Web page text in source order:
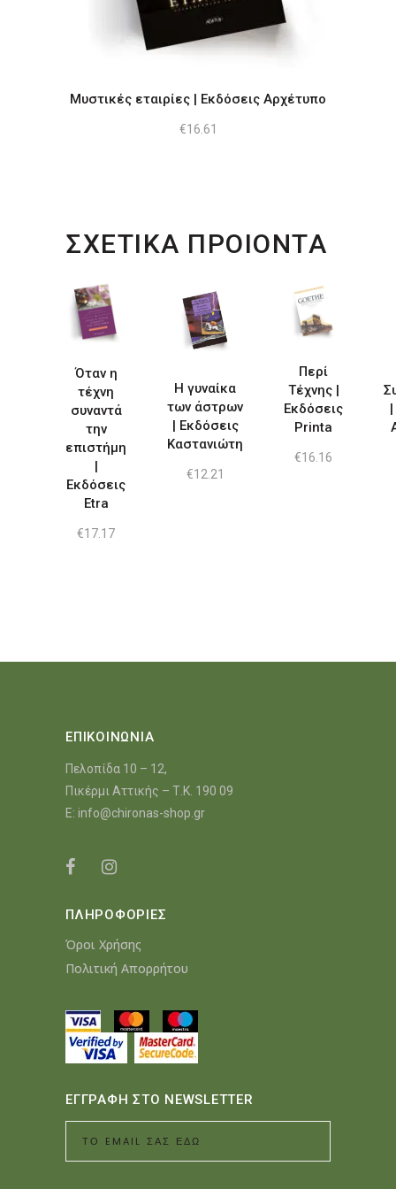
Μυστικές εταιρίες | Εκδόσεις Αρχέτυπο
€16.61
ΣΧΕΤΙΚΑ ΠΡΟΙΟΝΤΑ
Όταν η
τέχνη
συναντά
την
επιστήμη
|
Εκδόσεις
Etra
€17.17
Η γυναίκα
των άστρων
| Εκδόσεις
Καστανιώτη
€12.21
Περί
Τέχνης |
Εκδόσεις
Printa
€16.16
ΕΠΙΚΟΙΝΩΝΙΑ
Πελοπίδα 10 – 12,
Πικέρμι Αττικής – Τ.Κ. 190 09
E: info@chironas-shop.gr
ΠΛΗΡΟΦΟΡΙΕΣ
Όροι Χρήσης
Πολιτική Απορρήτου
ΕΓΓΡΑΦΗ ΣΤΟ NEWSLETTER